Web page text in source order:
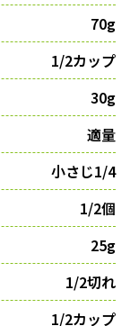
70g
1/2カップ
30g
適量
小さじ1/4
1/2個
25g
1/2切れ
1/2カップ